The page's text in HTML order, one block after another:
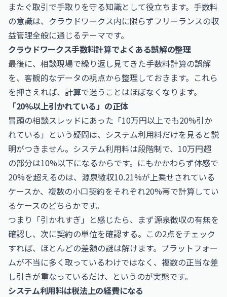
またぐ取引で手取りを守る知識として役立ちます。手数料
の意識は、クラウドワークス内に限らずフリーランスの収
益管理全般に通じるテーマです。
クラウドワークス手数料計算でよくある誤解の整理
最後に、相談現場で繰り返し見てきた手数料計算の誤解
を、客観的なデータの視点から整理しておきます。これら
を押さえれば、計算で迷うことはほぼなくなります。
「20%以上引かれている」の正体
冒頭の相談スレッドにあった「10万円以上でも20%引か
れている」という疑問は、システム利用料だけを見ると説
明がつきません。システム利用料は段階制で、10万円超
の部分は10%以下になるからです。にもかかわらず体感で
20%を超えるのは、源泉徴収10.21%が上乗せされている
ケースか、複数の小口契約をそれぞれ20%帯で計算してい
るケースのどちらかです。
つまり「引かれすぎ」と感じたら、まず源泉徴収の有無を
確認し、次に契約の単位を確認する。この2点をチェック
すれば、ほとんどの差額の謎は解けます。プラットフォー
ムが不当に多く取っているわけではなく、複数の正当な差
し引きが重なっているだけ、というのが実態です。
システム利用料は税法上の経費になる